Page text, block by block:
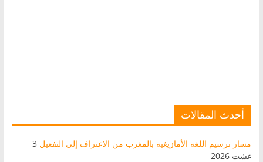
أحدث المقالات
مسار ترسيم اللغة الأمازيغية بالمغرب من الاعتراف إلى التفعيل 3
غشت 2026